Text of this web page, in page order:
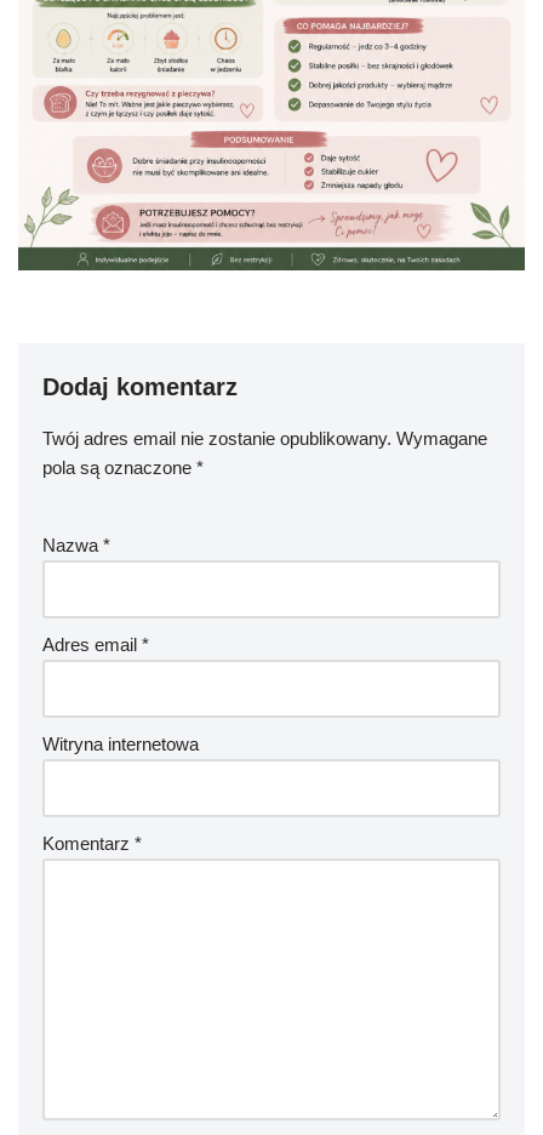
Dodaj komentarz
Twój adres email nie zostanie opublikowany. Wymagane
pola są oznaczone *
Nazwa *
Adres email *
Witryna internetowa
Komentarz *